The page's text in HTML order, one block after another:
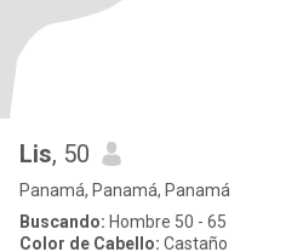
Lis, 50
Panamá, Panamá, Panamá
Buscando: Hombre 50 - 65
Color de Cabello: Castaño